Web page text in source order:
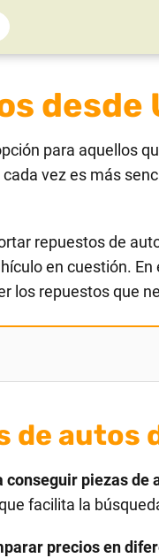
desde
para aquellos
vez es más
repuestos de
en cuestión.
los repuestos que
autos
piezas
facilita la
precios en